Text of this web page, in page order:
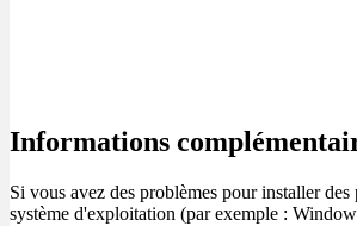
Informations
Si vous avez des problèmes pour installer
système d'exploitation (par exemple :